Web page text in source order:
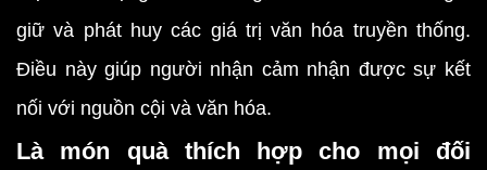
giữ và phát huy các giá trị văn hóa truyền thống.
Điều này giúp người nhận cảm nhận được sự kết
nối với nguồn cội và văn hóa.
Là món quà thích hợp cho mọi đối